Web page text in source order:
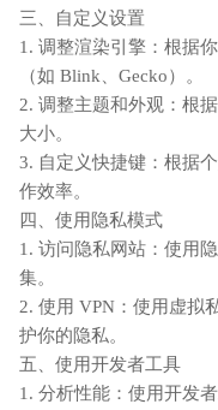
三、自定义设置
1. 调整渲染引擎：根据
（如 Blink、Gecko）。
2. 调整主题和外观：根
大小。
3. 自定义快捷键：根据
作效率。
四、使用隐私模式
1. 访问隐私网站：使用
集。
2. 使用 VPN：使用虚拟
护你的隐私。
五、使用开发者工具
1. 分析性能：使用开发